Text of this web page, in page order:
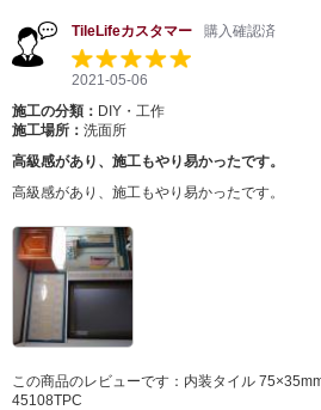
TileLifeカスタマー 購入確認済
2021-05-06
施工の分類： DIY・工作
施工場所： 洗面所
高級感があり、施工もやり易かったです。
高級感があり、施工もやり易かったです。
この商品のレビューです： 内装タイル
45108TPC